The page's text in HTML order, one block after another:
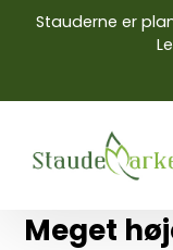
Stauderne er
Meget